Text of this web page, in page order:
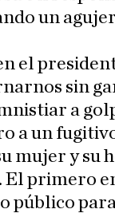
un
el
sin
a
a un
mujer y su
primero
público